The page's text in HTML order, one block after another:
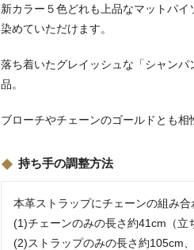
新カラー５色どれも上品なマットパ
染めていただけます。
落ち着いたグレイッシュな「シャン
品。
ブローチやチェーンのゴールドとも相
持ち手の調整方法
本革ストラップにチェーンの組み合
(1)チェーンのみの長さ約41cm（立
(2)ストラップのみの長さ約105cm